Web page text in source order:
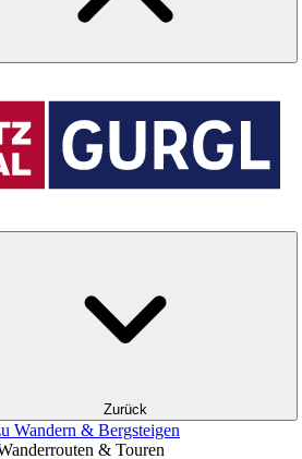
Zurück
Wandern & Bergsteigen
& Touren